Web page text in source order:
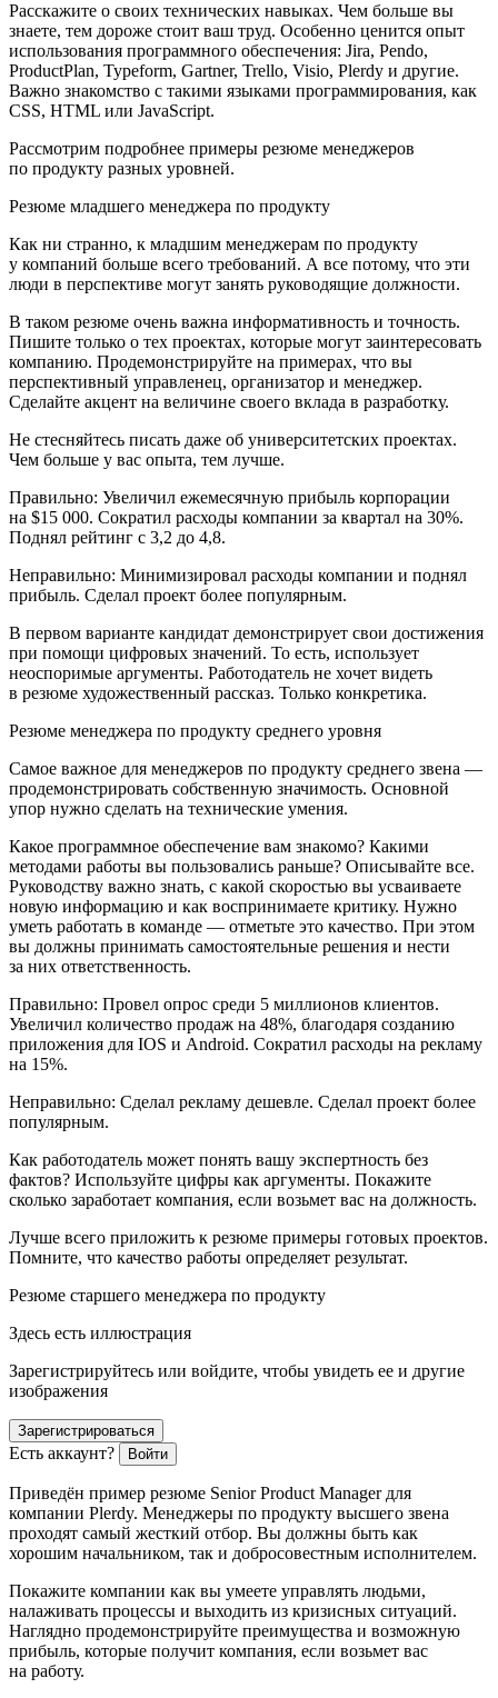
Расскажите о своих технических навыках. Чем больше вы
знаете, тем дороже стоит ваш труд. Особенно ценится опыт
использования программного обеспечения: Jira, Pendo,
ProductPlan, Typeform, Gartner, Trello, Visio, Plerdy и другие.
Важно знакомство с такими языками программирования, как
CSS, HTML или JavaScript.
Рассмотрим подробнее примеры резюме менеджеров
по продукту разных уровней.
Резюме младшего менеджера по продукту
Как ни странно, к младшим менеджерам по продукту
у компаний больше всего требований. А все потому, что эти
люди в перспективе могут занять руководящие должности.
В таком резюме очень важна информативность и точность.
Пишите только о тех проектах, которые могут заинтересовать
компанию. Продемонстрируйте на примерах, что вы
перспективный управленец, организатор и менеджер.
Сделайте акцент на величине своего вклада в разработку.
Не стесняйтесь писать даже об университетских проектах.
Чем больше у вас опыта, тем лучше.
Правильно: Увеличил ежемесячную прибыль корпорации
на $15 000. Сократил расходы компании за квартал на 30%.
Поднял рейтинг с 3,2 до 4,8.
Неправильно: Минимизировал расходы компании и поднял
прибыль. Сделал проект более популярным.
В первом варианте кандидат демонстрирует свои достижения
при помощи цифровых значений. То есть, использует
неоспоримые аргументы. Работодатель не хочет видеть
в резюме художественный рассказ. Только конкретика.
Резюме менеджера по продукту среднего уровня
Самое важное для менеджеров по продукту среднего звена —
продемонстрировать собственную значимость. Основной
упор нужно сделать на технические умения.
Какое программное обеспечение вам знакомо? Какими
методами работы вы пользовались раньше? Описывайте все.
Руководству важно знать, с какой скоростью вы усваиваете
новую информацию и как воспринимаете критику. Нужно
уметь работать в команде — отметьте это качество. При этом
вы должны принимать самостоятельные решения и нести
за них ответственность.
Правильно: Провел опрос среди 5 миллионов клиентов.
Увеличил количество продаж на 48%, благодаря созданию
приложения для IOS и Android. Сократил расходы на рекламу
на 15%.
Неправильно: Сделал рекламу дешевле. Сделал проект более
популярным.
Как работодатель может понять вашу экспертность без
фактов? Используйте цифры как аргументы. Покажите
сколько заработает компания, если возьмет вас на должность.
Лучше всего приложить к резюме примеры готовых проектов.
Помните, что качество работы определяет результат.
Резюме старшего менеджера по продукту
Здесь есть иллюстрация
Зарегистрируйтесь или войдите, чтобы увидеть ее и другие
изображения
Зарегистрироваться
Есть аккаунт? Войти
Приведён пример резюме Senior Product Manager для
компании Plerdy. Менеджеры по продукту высшего звена
проходят самый жесткий отбор. Вы должны быть как
хорошим начальником, так и добросовестным исполнителем.
Покажите компании как вы умеете управлять людьми,
налаживать процессы и выходить из кризисных ситуаций.
Наглядно продемонстрируйте преимущества и возможную
прибыль, которые получит компания, если возьмет вас
на работу.